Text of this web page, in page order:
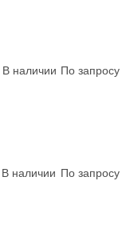
В наличии По запросу
В наличии По запросу